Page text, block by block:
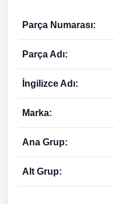
Parça Numarası:
Parça Adı:
İngilizce Adı:
Marka:
Ana Grup:
Alt Grup: